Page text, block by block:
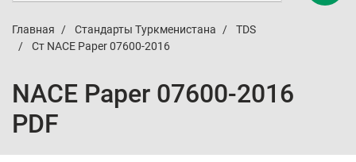
Главная Стандарты Туркменистана
TDS
Ст NACE Paper 07600-2016
NACE Paper 07600-2016
PDF